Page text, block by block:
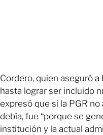
Cordero, quien aseguró
hasta lograr ser incluido
expresó que si la PGR
debía, fue “porque se
institución y la actual